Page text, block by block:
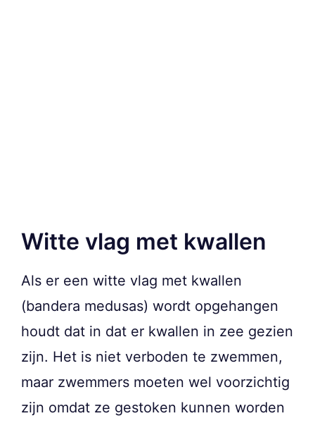
Witte vlag met kwallen
Als er een witte vlag met kwallen
(bandera medusas) wordt opgehangen
houdt dat in dat er kwallen in zee gezien
zijn. Het is niet verboden te zwemmen,
maar zwemmers moeten wel voorzichtig
zijn omdat ze gestoken kunnen worden